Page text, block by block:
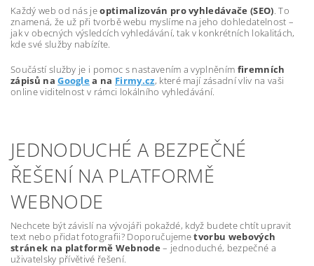
Každý web od nás jeoptimalizován pro vyhledávače (SEO). To
znamená, že už při tvorbě webu myslíme na jeho dohledatelnost –
jak v obecných výsledcích vyhledávání, tak v konkrétních lokalitách,
kde své služby nabízíte.
Součástí služby je i pomoc s nastavením a vyplněním firemních
zápisů naGooglea na Firmy.cz, které mají zásadní vliv na vaši
online viditelnost v rámci lokálního vyhledávání.
JEDNODUCHÉ A BEZPEČNÉ
ŘEŠENÍ NA PLATFORMĚ
WEBNODE
Nechcete být závislí na vývojáři pokaždé, když budete chtít upravit
text nebo přidat fotografii? Doporučujemetvorbu webových
stránek na platformě Webnode – jednoduché, bezpečné a
uživatelsky přívětivé řešení.